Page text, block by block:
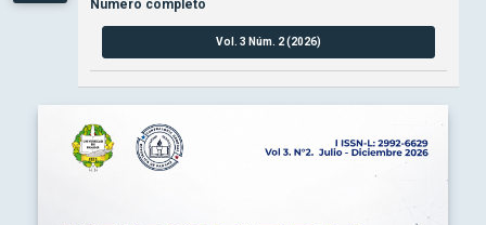
Número completo
Vol. 3 Núm. 2 (2026)